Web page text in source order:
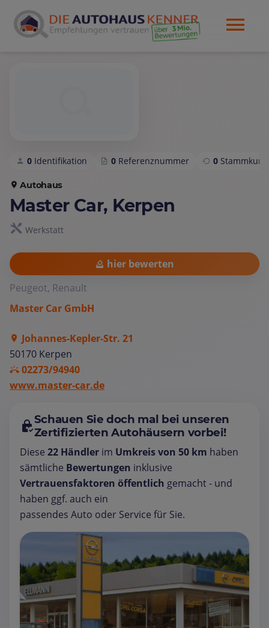
0 Identifikation 0 Referenznummer 0
Autohaus
Master Car, Kerpen
Werkstatt
hier bewerten
Peugeot, Renault
Master Car GmbH
Johannes-Kepler-Str. 21
50170 Kerpen
02273/94940
www.master-car.de
Schauen Sie doch mal bei unseren
Zertifizierten Autohäusern vorbei!
Diese 22 Händler im Umkreis von 50 km haben
sämtliche Bewertungen inklusive
Vertrauensfaktoren öffentlich gemacht - und
haben ggf. auch ein
passendes Auto oder Service für Sie.